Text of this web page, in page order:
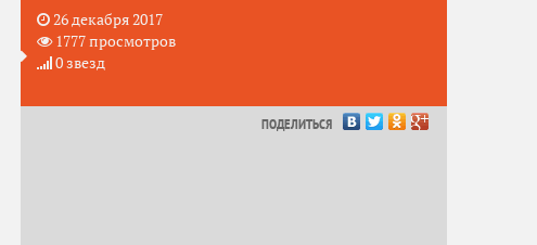
26 декабря 2017
1777 просмотров
0 звезд
ПОДЕЛИТЬСЯ